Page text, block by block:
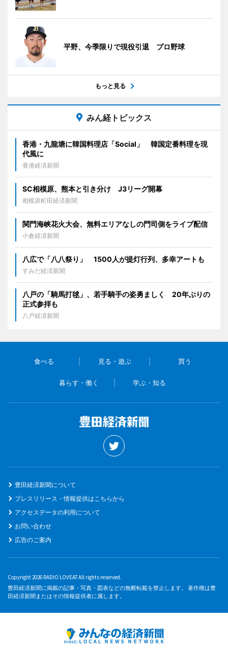
平野、今季限りで現役引退 プロ野球
もっと見る
みん経トピックス
香港・九龍塘に韓国料理店「Social」 韓国定番料理を現
代風に
香港経済新聞
SC相模原、熊本と引き分け J3リーグ開幕
相模原町田経済新聞
関門海峡花火大会、無料エリアなしの門司側をライブ配信
小倉経済新聞
八広で「八八祭り」 1500人が提灯行列、多幸アートも
すみだ経済新聞
八戸の「騎馬打毬」、若手騎手の姿勇ましく 20年ぶりの
正式参拝も
八戸経済新聞
食べる 見る・遊ぶ 買う
暮らす・働く 学ぶ・知る
豊田経済新聞について
プレスリリース・情報提供はこちらから
アクセスデータの利用について
お問い合わせ
広告のご案内
Copyright 2026 RADIO LOVEAT All rights reserved.
豊田経済新聞に掲載の記事・写真・図表などの無断転載を禁止します。 著作権は豊
田経済新聞またはその情報提供者に属します。